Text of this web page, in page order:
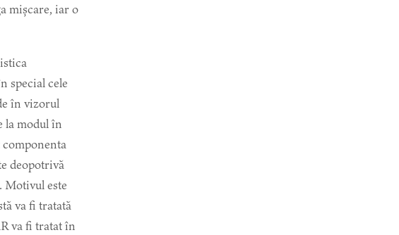
mișcare, iar o
special cele
în vizorul
la modul în
deopotrivă
Motivul este
va fi tratată
va fi tratat în